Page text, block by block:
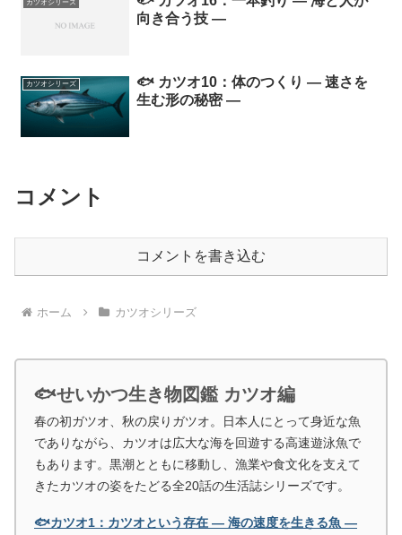
カツオシリーズ
向き合う技 ―
カツオシリーズ
🐟 カツオ10：体のつくり ― 速さを
生む形の秘密 ―
コメント
コメントを書き込む
ホーム カツオシリーズ
🐟せいかつ生き物図鑑 カツオ編
春の初ガツオ、秋の戻りガツオ。日本人にとって身近な魚
でありながら、カツオは広大な海を回遊する高速遊泳魚で
もあります。黒潮とともに移動し、漁業や食文化を支えて
きたカツオの姿をたどる全20話の生活誌シリーズです。
🐟カツオ1：カツオという存在 ― 海の速度を生きる魚 ―